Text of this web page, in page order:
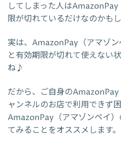
してしまった人は
限が切れているだけなのかも
実は、AmazonPay（アマゾ
と有効期限が切れて使えない
ね♪
だから、ご自身の
ャンネルのお店で利用できず困
AmazonPay（アマゾンペイ
てみることをオススメします。